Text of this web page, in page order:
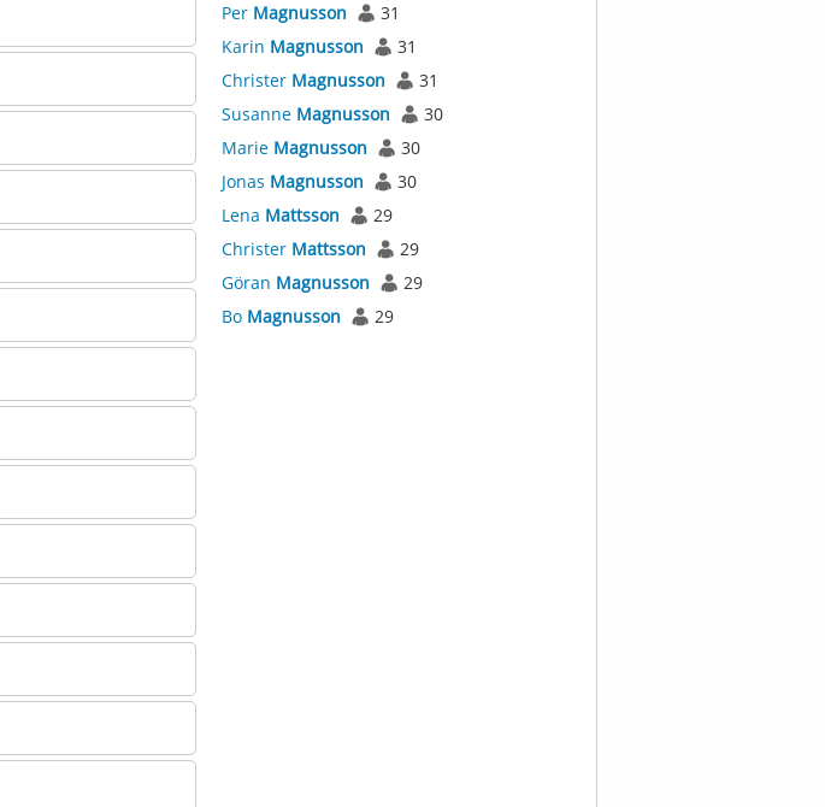
Per Magnusson
31
Karin Magnusson
31
Christer Magnusson
31
Susanne Magnusson
30
Marie Magnusson
30
Jonas Magnusson
30
Lena Mattsson
29
Christer Mattsson
29
Göran Magnusson
29
Bo Magnusson 29